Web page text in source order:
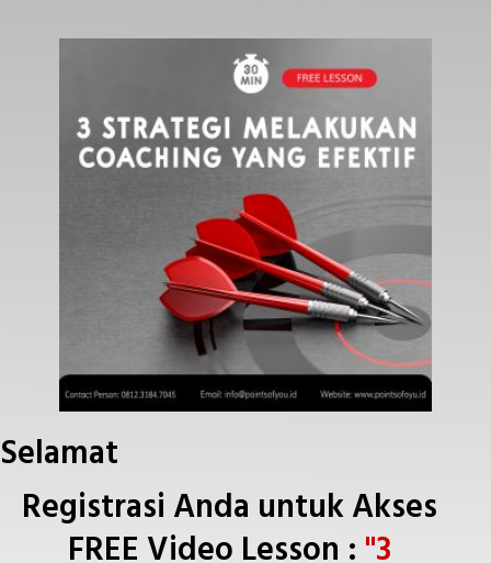
Selamat
Registrasi Anda untuk Akses
FREE Video Lesson : "3